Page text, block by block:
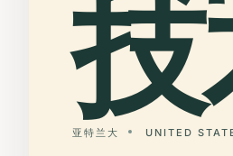
亚特兰大 UNITED